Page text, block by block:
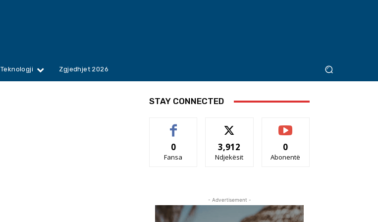
Teknologji Zgjedhjet 2026
STAY CONNECTED
0
Fansa
3,912
Ndjekësit
0
Abonentë
- Advertisement -